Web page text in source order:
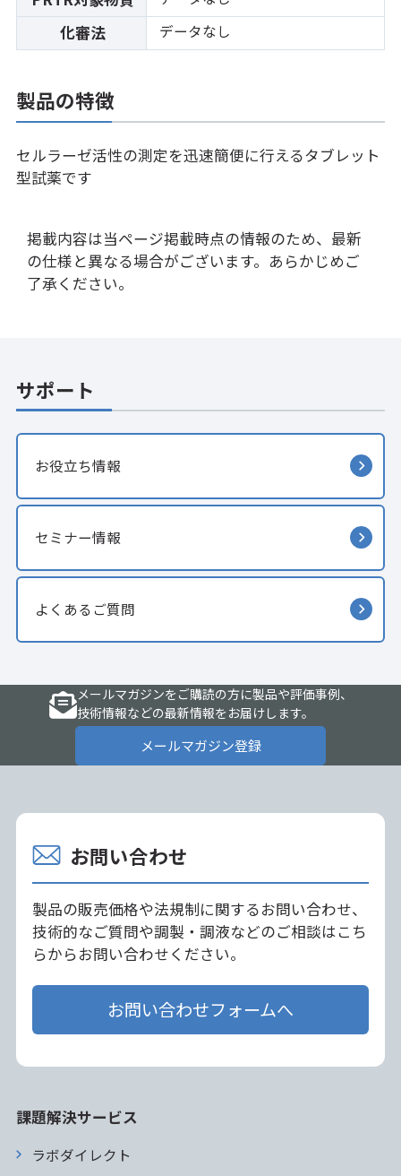
化審法 データなし
製品の特徴
セルラーゼ活性の測定を迅速簡便に行えるタブレット
型試薬です
掲載内容は当ページ掲載時点の情報のため、最新
の仕様と異なる場合がございます。あらかじめご
了承ください。
サポート
お役立ち情報
セミナー情報
よくあるご質問
メールマガジンをご購読の方に製品や評価事例、
技術情報などの最新情報をお届けします。
メールマガジン登録
お問い合わせ
製品の販売価格や法規制に関するお問い合わせ、
技術的なご質問や調製・調液などのご相談はこち
らからお問い合わせください。
お問い合わせフォームへ
課題解決サービス
ラボダイレクト